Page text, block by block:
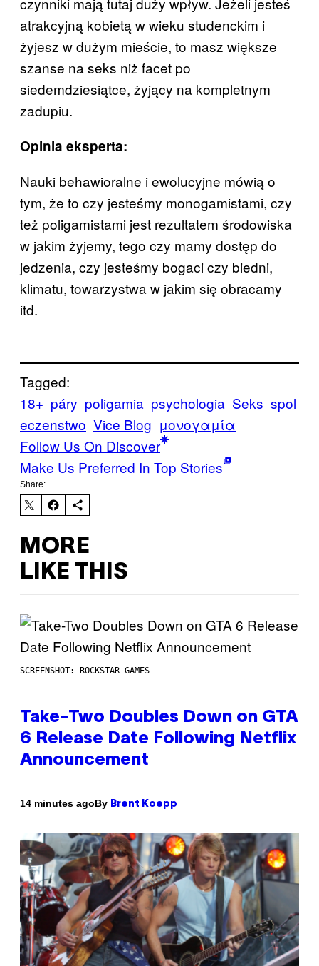
atrakcyjną kobietą w wieku studenckim i
żyjesz w dużym mieście, to masz większe
szanse na seks niż facet po
siedemdziesiątce, żyjący na kompletnym
zadupiu.
Opinia eksperta:
Nauki behawioralne i ewolucyjne mówią o
tym, że to czy jesteśmy monogamistami, czy
też poligamistami jest rezultatem środowiska
w jakim żyjemy, tego czy mamy dostęp do
jedzenia, czy jesteśmy bogaci czy biedni,
klimatu, towarzystwa w jakim się obracamy
itd.
Tagged:
18+ páry poligamia psychologia Seks spol
eczenstwo Vice Blog μονογαμία
Follow Us On Discover
Make Us Preferred In Top Stories
Share:
MORE
LIKE THIS
SCREENSHOT: ROCKSTAR GAMES
Take-Two Doubles Down on GTA
6 Release Date Following Netflix
Announcement
14 minutes agoBy Brent Koepp